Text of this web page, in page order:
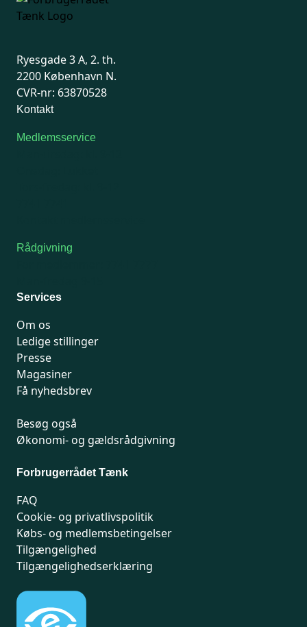
Ryesgade 3 A, 2. th.
2200 København N.
CVR-nr: 63870528
Kontakt
Medlemsservice
Rådgivning
Services
Om os
Ledige stillinger
Presse
Magasiner
Få nyhedsbrev
Besøg også
Økonomi- og gældsrådgivning
Forbrugerrådet Tænk
FAQ
Cookie- og privatlivspolitik
Købs- og medlemsbetingelser
Tilgængelighed
Tilgængelighedserklæring